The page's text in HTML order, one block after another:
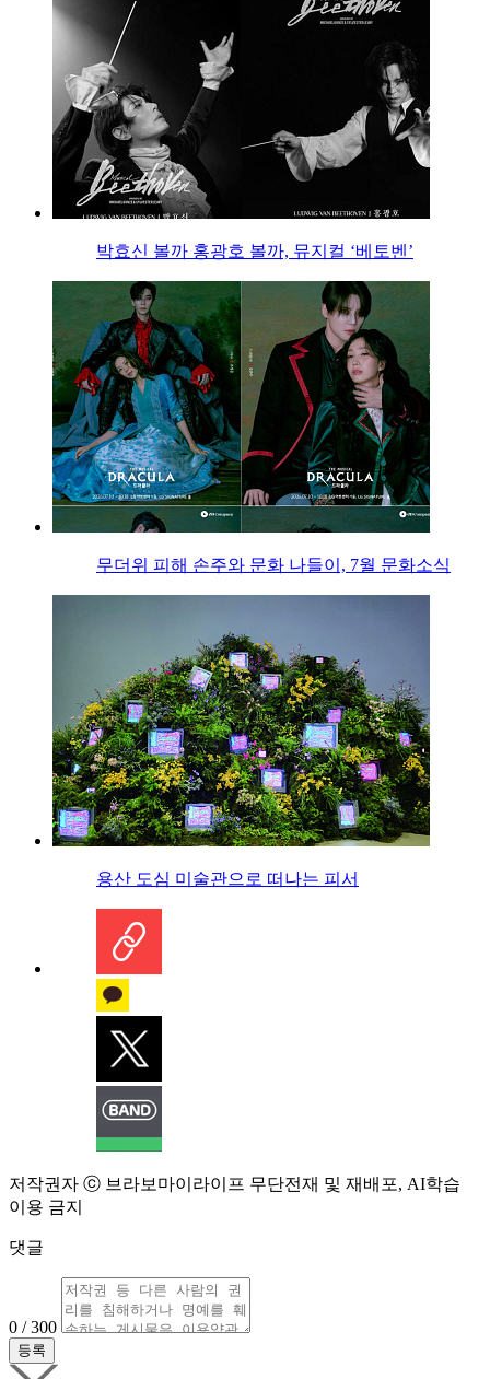
박효신 볼까 홍광호 볼까, 뮤지컬 ‘베토벤’
무더위 피해 손주와 문화 나들이, 7월 문화소식
용산 도심 미술관으로 떠나는 피서
저작권자 ⓒ 브라보마이라이프 무단전재 및 재배포, AI학습
이용 금지
댓글
0 / 300